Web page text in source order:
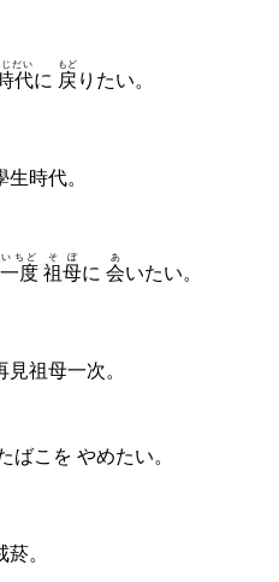
代
だい
に 戻
もど
りたい。
時代。
一度
いちど
祖母
そぼ
に 会
あ
いたい。
祖母一次。
ばこを やめたい。
。